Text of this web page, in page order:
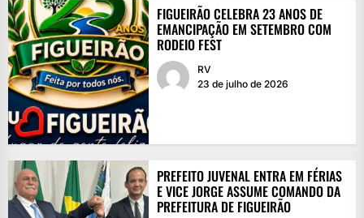
FIGUEIRÃO CELEBRA 23 ANOS DE
EMANCIPAÇÃO EM SETEMBRO COM
RODEIO FEST
RV
23 de julho de 2026
PREFEITO JUVENAL ENTRA EM FÉRIAS
E VICE JORGE ASSUME COMANDO DA
PREFEITURA DE FIGUEIRÃO